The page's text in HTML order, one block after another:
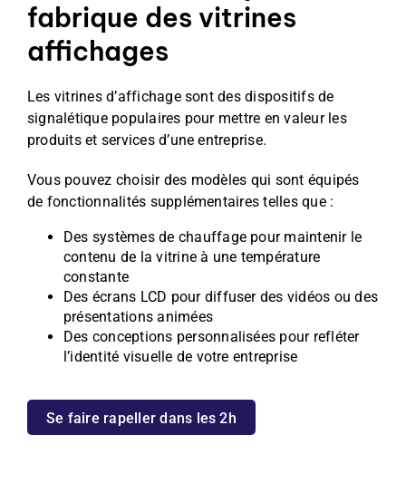
Film
Façade, Store & Eclairage
fabrique des vitrines
affichages
Les vitrines d’affichage sont des dispositifs de
signalétique populaires pour mettre en valeur les
produits et services d’une entreprise.
Vous pouvez choisir des modèles qui sont équipés
de fonctionnalités supplémentaires telles que :
Des systèmes de chauffage pour maintenir le
contenu de la vitrine à une température
constante
Des écrans LCD pour diffuser des vidéos ou des
présentations animées
Des conceptions personnalisées pour refléter
l’identité visuelle de votre entreprise
Se faire rapeller dans les 2h